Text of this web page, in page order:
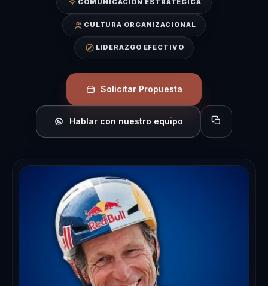
COMUNICACIÓN ESTRATÉGICA
CULTURA ORGANIZACIONAL
LIDERAZGO EFECTIVO
Solicitar Propuesta
Hablar con nuestro equipo Copiar perfil